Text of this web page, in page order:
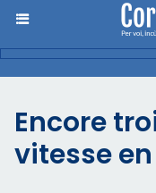
Encore
vitesse